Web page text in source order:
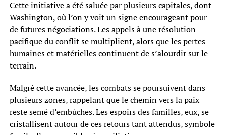
Cette initiative a été saluée par plusieurs capitales, dont
Washington, où l’on y voit un signe encourageant pour
de futures négociations. Les appels à une résolution
pacifique du conflit se multiplient, alors que les pertes
humaines et matérielles continuent de s’alourdir sur le
terrain.
Malgré cette avancée, les combats se poursuivent dans
plusieurs zones, rappelant que le chemin vers la paix
reste semé d’embûches. Les espoirs des familles, eux, se
cristallisent autour de ces retours tant attendus, symbole